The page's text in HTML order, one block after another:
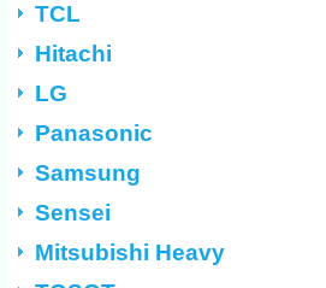
TCL
Hitachi
LG
Panasonic
Samsung
Sensei
Mitsubishi Heavy